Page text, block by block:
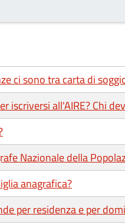
ci sono tra carta di
iscriversi all'AIRE? Chi
Nazionale della
anagrafica?
per residenza e per